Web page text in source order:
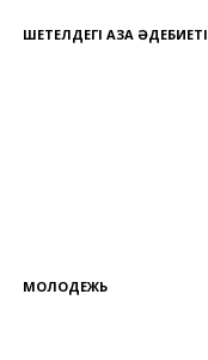
ШЕТЕЛДЕГІ ҚАЗАҚ ӘДЕБИЕТІ
МОЛОДЕЖЬ